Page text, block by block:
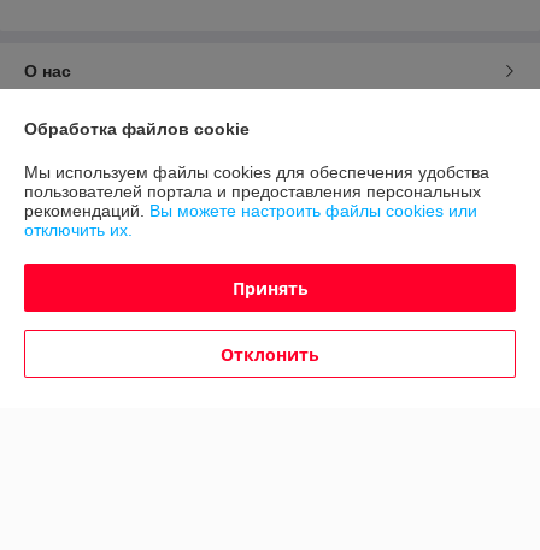
О нас
Контакты
Доставка и оплата
График работы
Политика обработки cookies
Обработка файлов cookie
Мы используем файлы cookies для обеспечения удобства
пользователей портала и предоставления персональных
рекомендаций. Вы можете настроить файлы cookies или
отключить их.
Принять
Отклонить